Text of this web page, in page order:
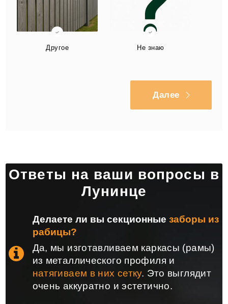
Другое Не знаю
Далее
Ответы на ваши вопросы в
Лунинце
Делаете ли вы секционные заборы из
рабицы?
Да, мы изготавливаем каркасы (рамы)
из металлического профиля и
натягиваем в них сетку. Это выглядит
очень аккуратно и эстетично.